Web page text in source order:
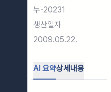
누-20231
생산일자
2009.05.22.
AI 요약상세내용